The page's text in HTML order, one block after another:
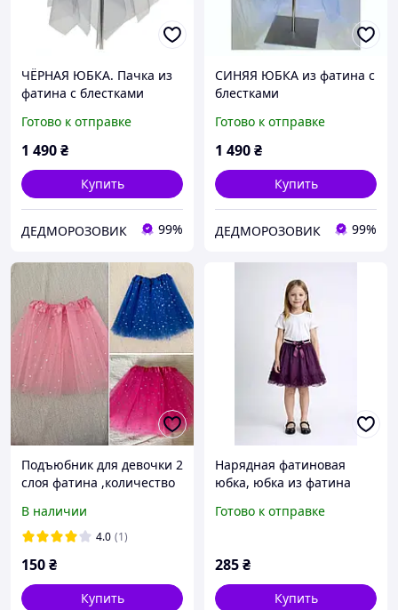
ЧЁРНАЯ ЮБКА. Пачка из
фатина с блестками
Готово к отправке
1 490₴
Купить
ДЕДМОРОЗОВИК 99%
СИНЯЯ ЮБКА из фатина с
блестками
Готово к отправке
1 490₴
Купить
ДЕДМОРОЗОВИК 99%
Подъюбник для девочки 2
слоя фатина ,количество
слоя , юбка из фатина ,
юбка детская
В наличии
4.0 (1)
150₴
Купить
Нарядная фатиновая
юбка, юбка из фатина
Готово к отправке
285₴
Купить